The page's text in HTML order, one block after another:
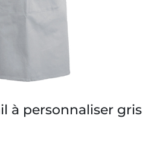
à personnaliser gris